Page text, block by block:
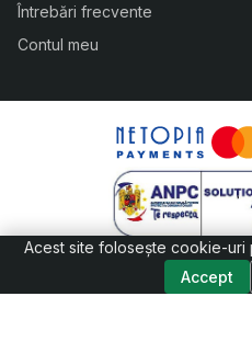
Întrebări frecvente
Contul meu
Acest site folosește cookie-uri
Accept